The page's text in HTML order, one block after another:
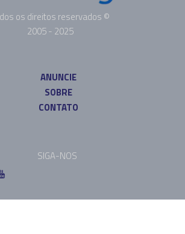
os direitos reservados ©
2005 - 2025
ANUNCIE
SOBRE
CONTATO
SIGA-NOS